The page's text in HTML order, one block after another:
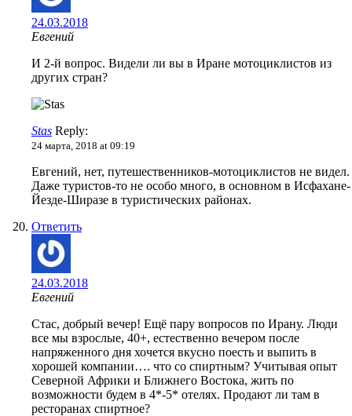
24.03.2018
Евгений
И 2-й вопрос. Видели ли вы в Иране мотоциклистов из
других стран?
Stas Reply:
24 марта, 2018 at 09:19
Евгений, нет, путешественников-мотоциклистов не видел.
Даже туристов-то не особо много, в основном в Исфахане-
Йезде-Ширазе в туристических районах.
Ответить
24.03.2018
Евгений
Стас, добрый вечер! Ещё пару вопросов по Ирану. Люди
все мы взрослые, 40+, естественно вечером после
напряженного дня хочется вкусно поесть и выпить в
хорошей компании…. что со спиртным? Учитывая опыт
Северной Африки и Ближнего Востока, жить по
возможности будем в 4*-5* отелях. Продают ли там в
ресторанах спиртное?